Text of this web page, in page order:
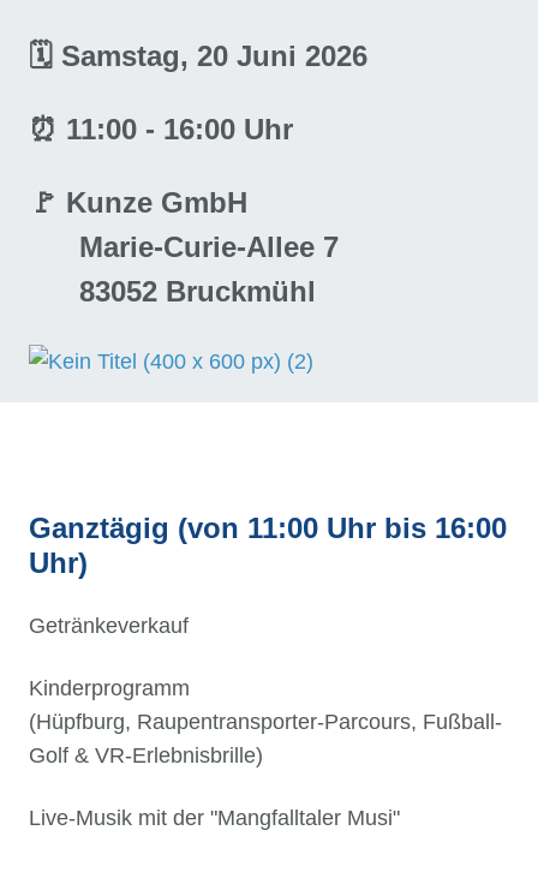
🗓️ Samstag, 20 Juni 2026
⏰ 11:00 - 16:00 Uhr
🚩 Kunze GmbH
Marie-Curie-Allee 7
83052 Bruckmühl
Ganztägig (von 11:00 Uhr bis 16:00
Uhr)
Getränkeverkauf
Kinderprogramm
(Hüpfburg, Raupentransporter-Parcours, Fußball-
Golf & VR-Erlebnisbrille)
Live-Musik mit der "Mangfalltaler Musi"